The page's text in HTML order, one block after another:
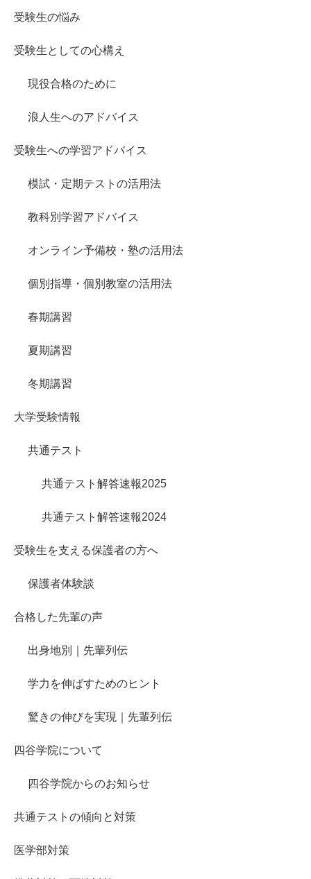
受験生の悩み
受験生としての心構え
現役合格のために
浪人生へのアドバイス
受験生への学習アドバイス
模試・定期テストの活用法
教科別学習アドバイス
オンライン予備校・塾の活用法
個別指導・個別教室の活用法
春期講習
夏期講習
冬期講習
大学受験情報
共通テスト
共通テスト解答速報2025
共通テスト解答速報2024
受験生を支える保護者の方へ
保護者体験談
合格した先輩の声
出身地別｜先輩列伝
学力を伸ばすためのヒント
驚きの伸びを実現｜先輩列伝
四谷学院について
四谷学院からのお知らせ
共通テストの傾向と対策
医学部対策